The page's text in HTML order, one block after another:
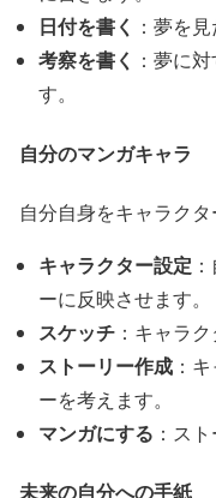
日付を書く ：夢を
考察を書く ：夢に
す。
自分のマンガキャラ
自分自身をキャラクタ
キャラクター設定
ーに反映させます。
スケッチ ：キャラ
ストーリー作成 ：
ーを考えます。
マンガにする ：ス
未来の自分への手紙